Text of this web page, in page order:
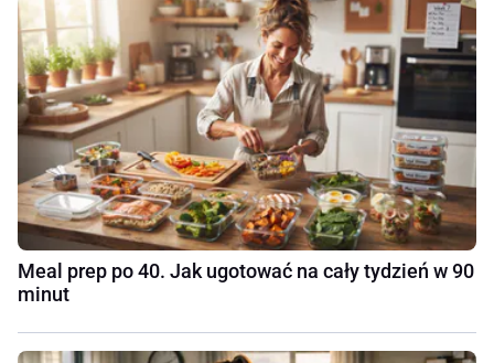
Meal prep po 40. Jak ugotować na cały tydzień w 90
minut